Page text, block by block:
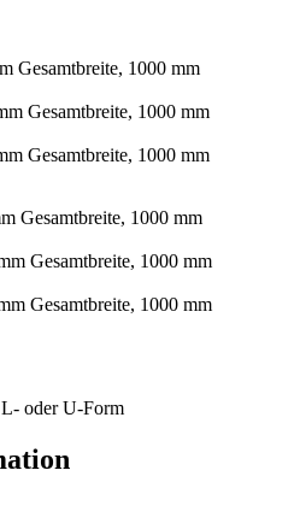
Gesamtbreite, 1000 mm
Gesamtbreite, 1000 mm
Gesamtbreite, 1000 mm
Gesamtbreite, 1000 mm
Gesamtbreite, 1000 mm
Gesamtbreite, 1000 mm
oder U-Form